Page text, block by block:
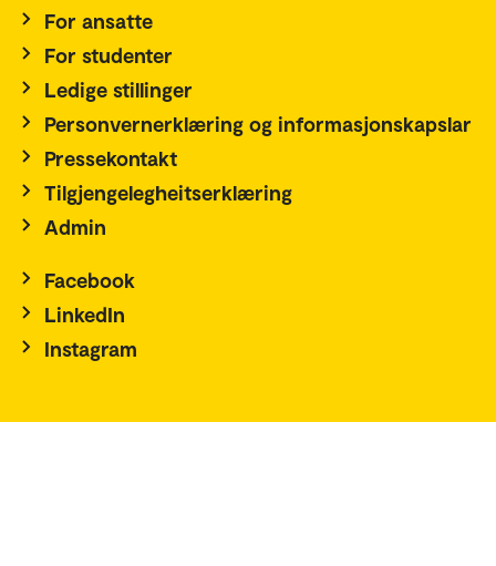
For ansatte
For studenter
Ledige stillinger
Personvernerklæring og informasjonskapslar
Pressekontakt
Tilgjengelegheitserklæring
Admin
Facebook
LinkedIn
Instagram